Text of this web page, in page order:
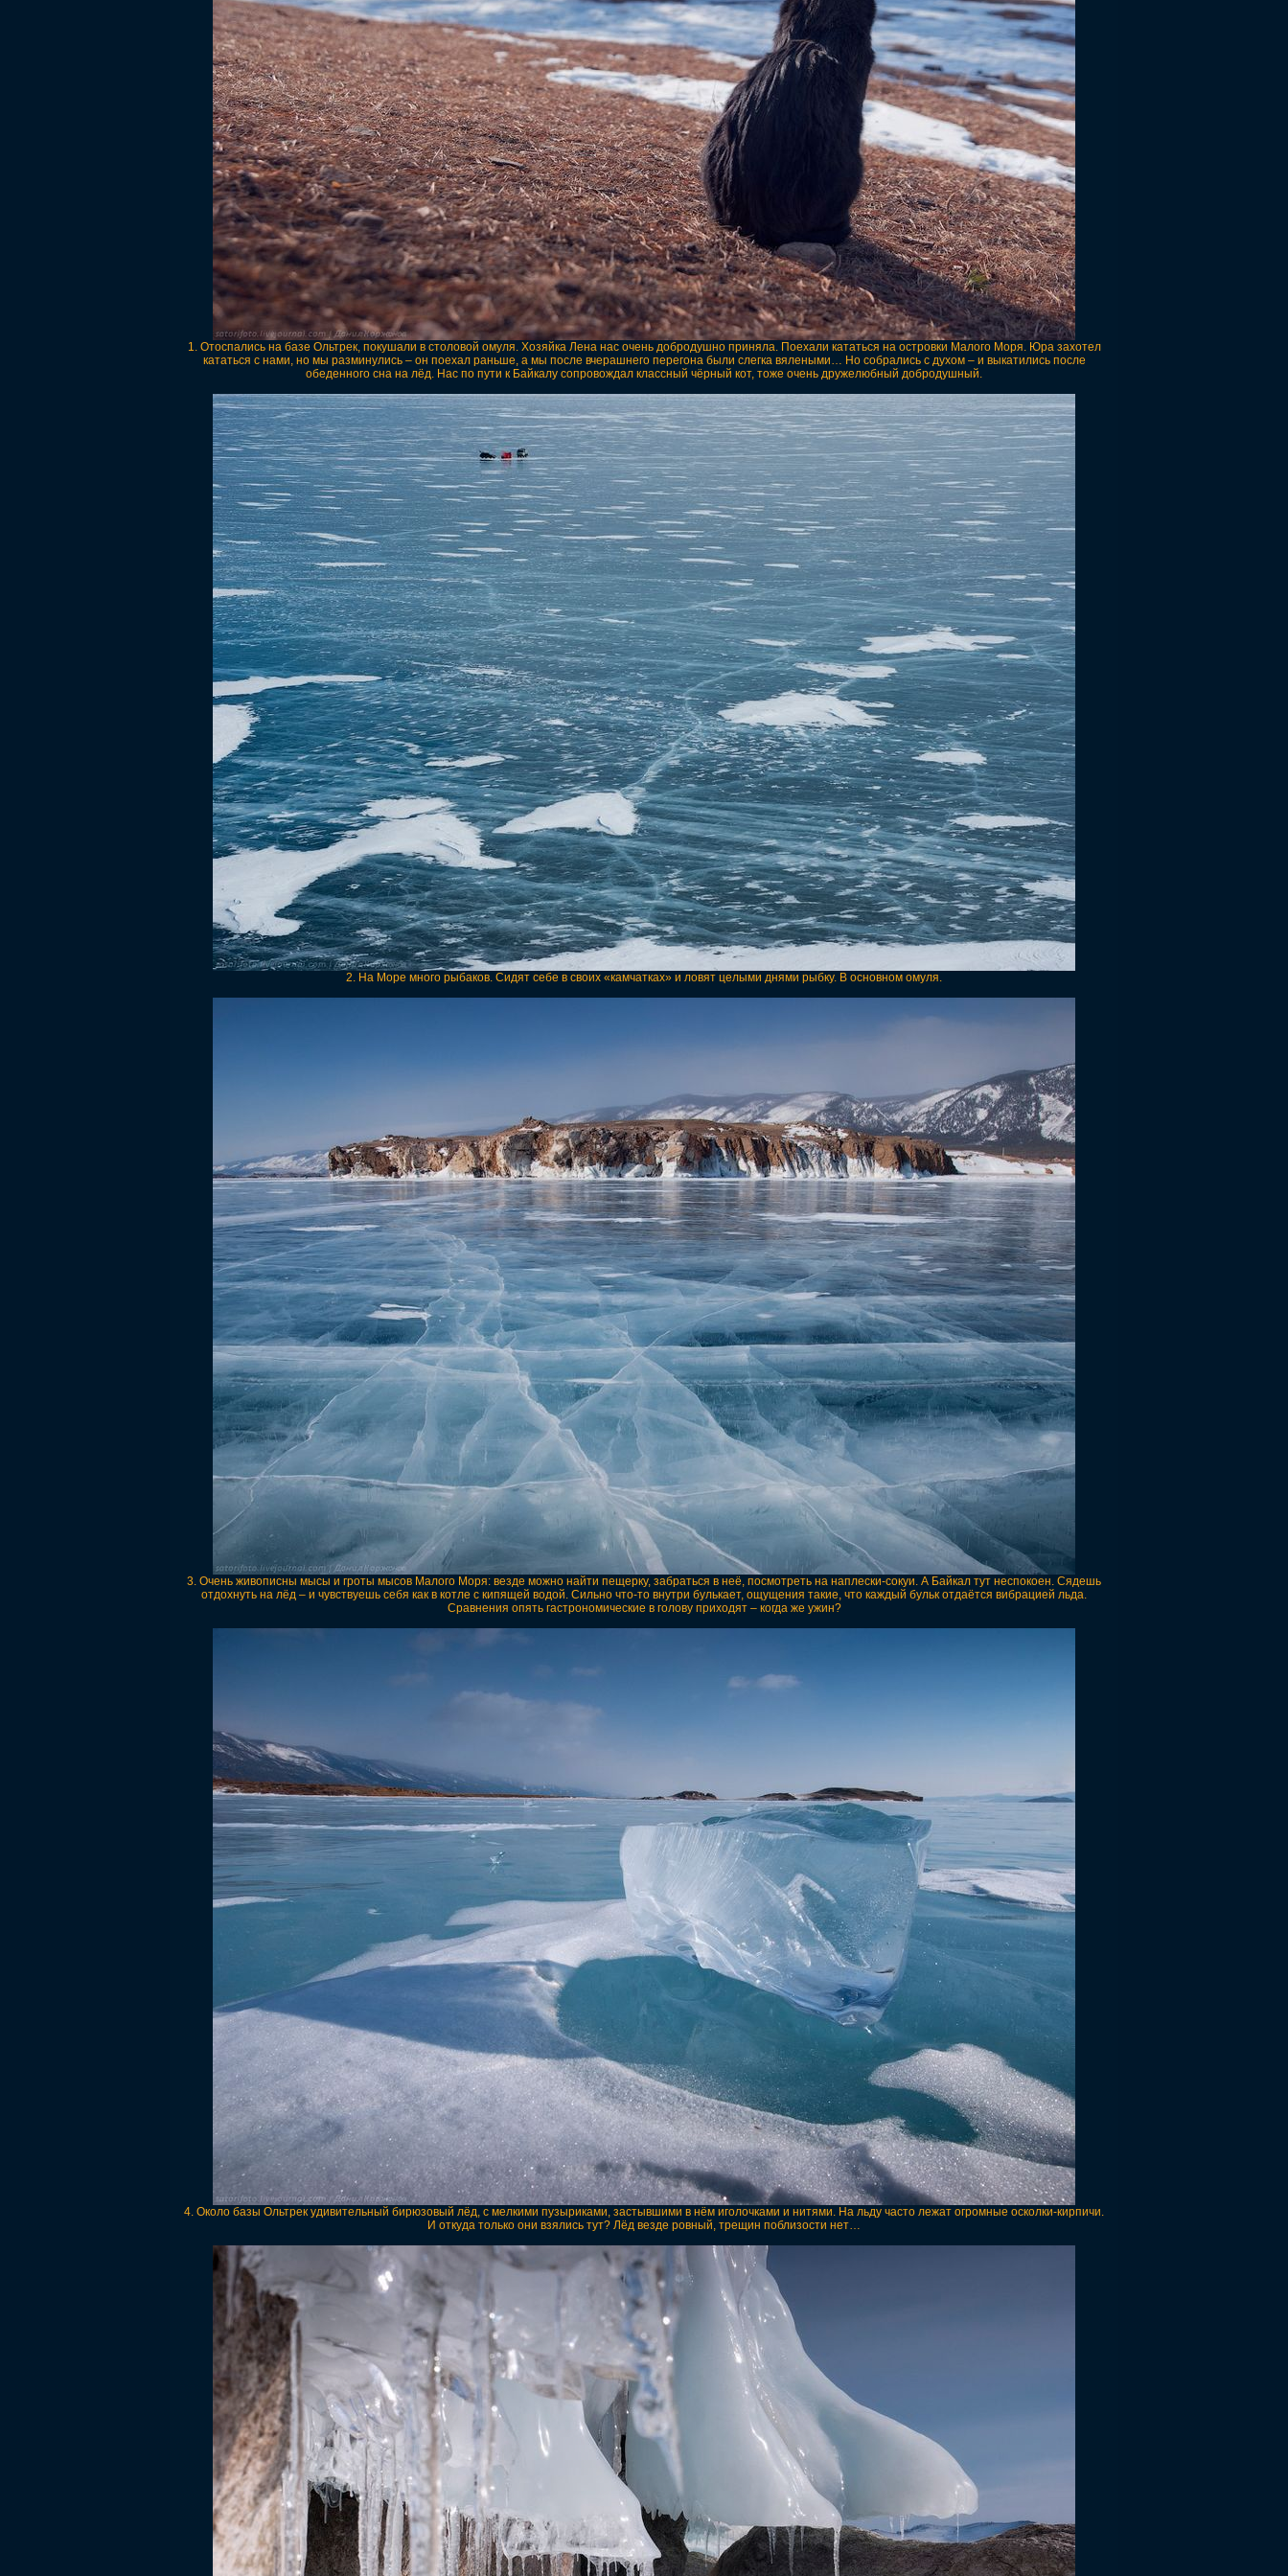
1. Отоспались на базе Ольтрек, покушали в столовой омуля. Хозяйка Лена нас очень добродушно приняла. Поехали кататься на островки Малого Моря. Юра захотел
кататься с нами, но мы разминулись – он поехал раньше, а мы после вчерашнего перегона были слегка вялеными… Но собрались с духом – и выкатились после
обеденного сна на лёд. Нас по пути к Байкалу сопровождал классный чёрный кот, тоже очень дружелюбный добродушный.
2. На Море много рыбаков. Сидят себе в своих «камчатках» и ловят целыми днями рыбку. В основном омуля.
3. Очень живописны мысы и гроты мысов Малого Моря: везде можно найти пещерку, забраться в неё, посмотреть на наплески-сокуи. А Байкал тут неспокоен. Сядешь
отдохнуть на лёд – и чувствуешь себя как в котле с кипящей водой. Сильно что-то внутри булькает, ощущения такие, что каждый бульк отдаётся вибрацией льда.
Сравнения опять гастрономические в голову приходят – когда же ужин?
4. Около базы Ольтрек удивительный бирюзовый лёд, с мелкими пузыриками, застывшими в нём иголочками и нитями. На льду часто лежат огромные осколки-кирпичи.
И откуда только они взялись тут? Лёд везде ровный, трещин поблизости нет…